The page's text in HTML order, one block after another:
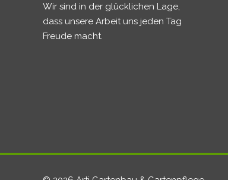
Wir sind in der glücklichen Lage,
dass unsere Arbeit uns jeden Tag
Freude macht.